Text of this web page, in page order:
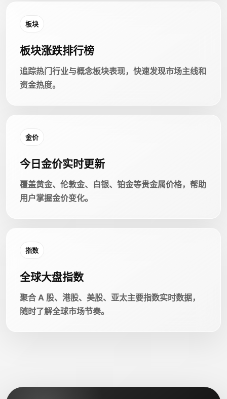
板块
板块涨跌排行榜
追踪热门行业与概念板块表现，快速发现市场主线和
资金热度。
金价
今日金价实时更新
覆盖黄金、伦敦金、白银、铂金等贵金属价格，帮助
用户掌握金价变化。
指数
全球大盘指数
聚合 A 股、港股、美股、亚太主要指数实时数据，
随时了解全球市场节奏。